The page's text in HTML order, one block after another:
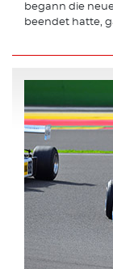
begann die
beendet hatte,